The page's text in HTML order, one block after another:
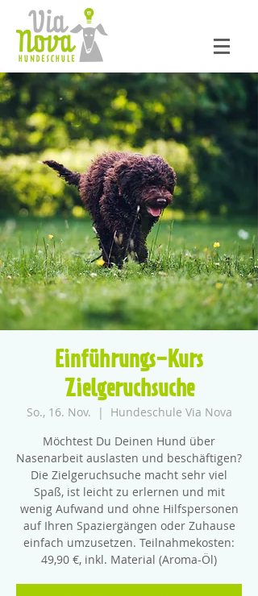
Einführungs-Kurs
Zielgeruchsuche
So., 16. Nov.
  |
Hundeschule Via Nova
Möchtest Du Deinen Hund über
Nasenarbeit auslasten und beschäftigen?
Die Zielgeruchsuche macht sehr viel
Spaß, ist leicht zu erlernen und mit
wenig Aufwand und ohne Hilfspersonen
auf Ihren Spaziergängen oder Zuhause
einfach umzusetzen. Teilnahmekosten:
49,90 €, inkl. Material (Aroma-Öl)